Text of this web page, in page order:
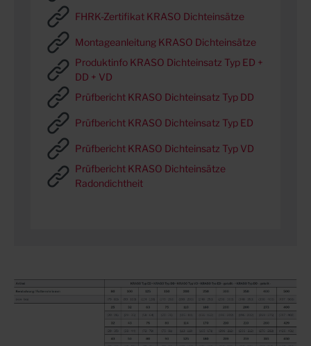
FHRK-Zertifikat KRASO Dichteinsätze
Montageanleitung KRASO Dichteinsätze
Produktinfo KRASO Dichteinsatz Typ ED +
DD + VD
Prüfbericht KRASO Dichteinsatz Typ DD
Prüfbericht KRASO Dichteinsatz Typ ED
Prüfbericht KRASO Dichteinsatz Typ VD
Prüfbericht KRASO Dichteinsätze
Radondichtheit